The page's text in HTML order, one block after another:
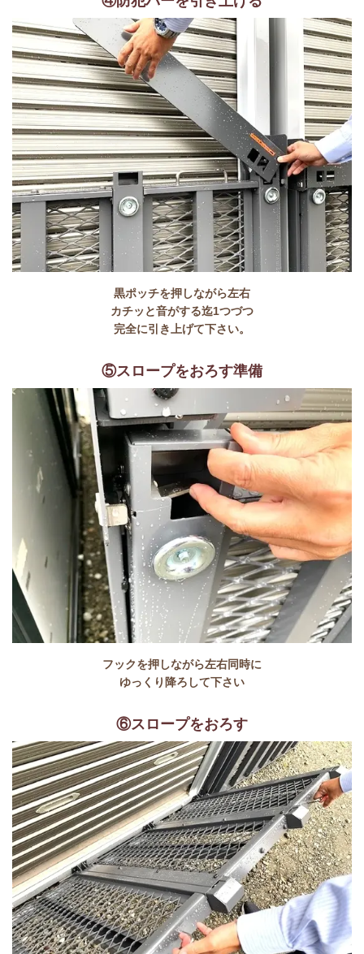
黒ポッチを押しながら左右
カチッと音がする迄1つづつ
完全に引き上げて下さい。
⑤スロープをおろす準備
フックを押しながら左右同時に
ゆっくり降ろして下さい
⑥スロープをおろす